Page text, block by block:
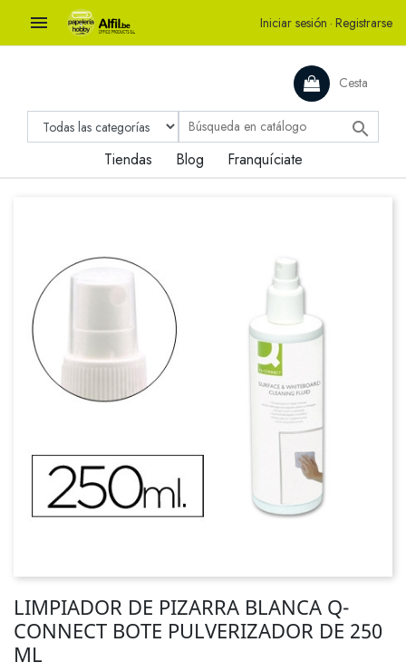
 Iniciar sesión · Registrarse
Cesta

Tiendas Blog Franquíciate
LIMPIADOR DE PIZARRA BLANCA Q-
CONNECT BOTE PULVERIZADOR DE 250
ML